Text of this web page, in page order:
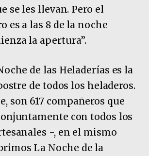
se les llevan. Pero el
es a las 8 de la noche
la apertura”.
de las Heladerías es la
de todos los heladeros.
son 617 compañeros que
con todos los
-, en el mismo
La Noche de la